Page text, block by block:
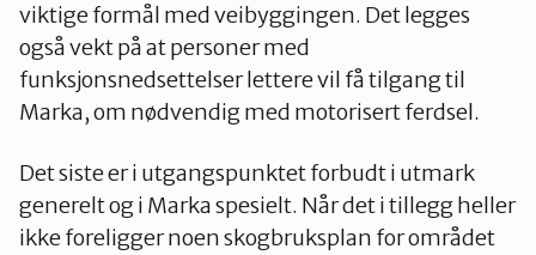
viktige formål med veibyggingen. Det legges
også vekt på at personer med
funksjonsnedsettelser lettere vil få tilgang til
Marka, om nødvendig med motorisert ferdsel.
Det siste er i utgangspunktet forbudt i utmark
generelt og i Marka spesielt. Når det i tillegg heller
ikke foreligger noen skogbruksplan for området